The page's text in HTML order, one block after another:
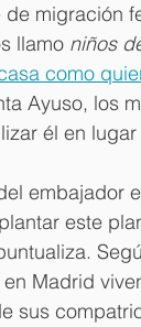
migración
llamo niños
como
Ayuso, los
él en
embajador
este
Madrid
sus